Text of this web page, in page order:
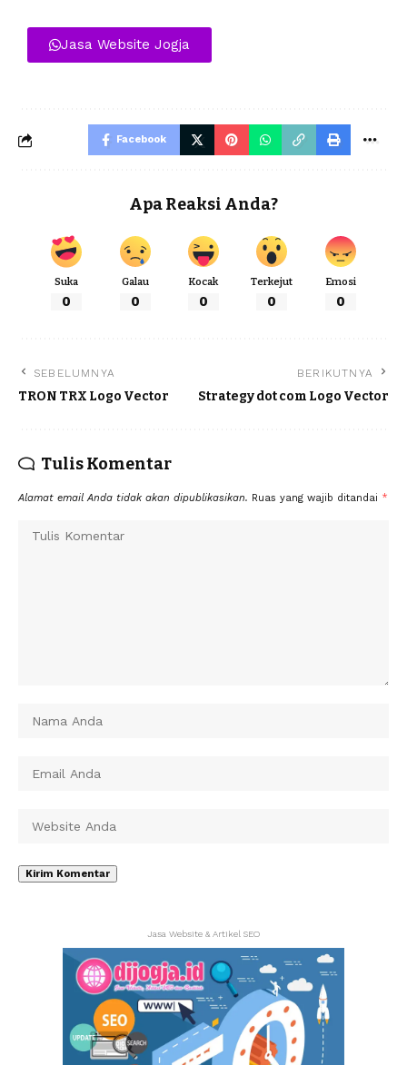
Jasa Website Jogja
Facebook
Apa Reaksi Anda?
Suka
0
Galau
0
Kocak
0
Terkejut
0
Emosi
0
SEBELUMNYA
TRON TRX Logo Vector
BERIKUTNYA
Strategy dot com Logo Vector
Tulis Komentar
Alamat email Anda tidak akan dipublikasikan. Ruas yang wajib ditandai *
Jasa Website & Artikel SEO